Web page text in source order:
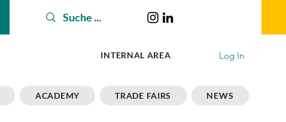
INTERNAL AREA Log In
ACADEMY TRADE FAIRS NEWS